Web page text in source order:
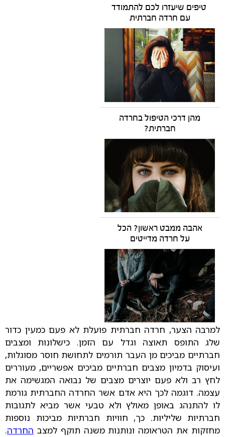
טיפים שיעזרו לכם להתמודד
עם חרדה חברתית
מהן דרכי הטיפול בחרדה
חברתית?
אהבה ממבט ראשון? הכל
על חרדה מדייטים
למרבה הצער, חרדה חברתית פועלת לא פעם כמעין כדור
שלג התופס תאוצה וגדל עם הזמן. כישלונות ומצבים
חברתיים מביכים מן העבר תורמים לתחושת חוסר מסוגלות,
ועיסוק בדמיון מצבים חברתיים מביכים אפשריים, מעוררים
לחץ רב ולא פעם יוצרים מצבים של נבואה המגשימה את
עצמה. דוגמה לכך היא אדם אשר החרדה החברתית גורמת
לו להתנהג באופן מאולץ ולא טבעי אשר מביא לתגובות
חברתיות שליליות. כך, חוויות חברתיות מביכות נוספות
מחזקות את הטראומה ונותנות משנה תוקף למצב החרדה.